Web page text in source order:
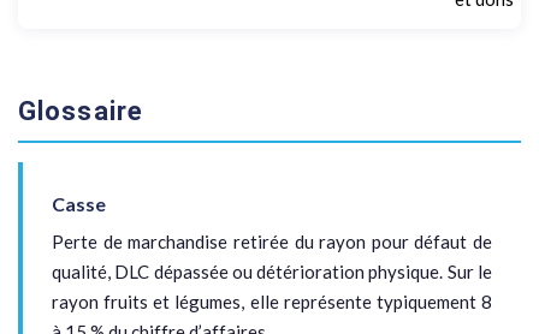
Glossaire
Casse
Perte de marchandise retirée du rayon pour défaut de
qualité, DLC dépassée ou détérioration physique. Sur le
rayon fruits et légumes, elle représente typiquement 8